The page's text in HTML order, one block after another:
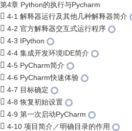
第4章 Python的执行与Pycharm
4-1 解释器运行及其他几种解释器简介
4-2 官方解释器交互式运行程序
4-3 IPython
4-4 集成开发环境IDE简介
4-5 PyCharm简介
4-6 PyCharm快速体验
4-7 目标确定
4-8 恢复初始设置
4-9 第一次启动PyCharm
4-10 项目简介／明确目录的作用